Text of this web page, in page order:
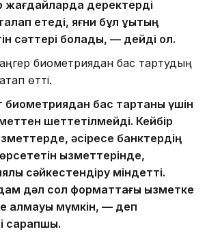
жағдайларда деректерді
етеді, яғни бұл құқықтың
сәттері болады, — дейді ол.
биометриядан бас тартудың
өтті.
бас тартқаны үшін
шеттетілмейді. Кейбір
әсіресе банктердің
қызметтерінде,
сәйкестендіру міндетті.
дәл сол форматтағы қызметке
алмауы мүмкін, — деп
сарапшы.